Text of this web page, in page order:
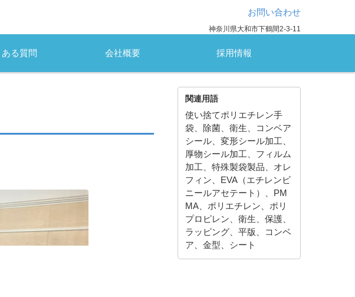
お問い合わせ
神奈川県大和市下鶴間2-3-11
ある質問 会社概要 採用情報
関連用語
使い捨てポリエチレン手
袋、除菌、衛生、コンベア
シール、変形シール加工、
厚物シール加工、フィルム
加工、特殊製袋製品、オレ
フィン、EVA（エチレンビ
ニールアセテート）、PM
MA、ポリエチレン、ポリ
プロピレン、衛生、保護、
ラッピング、平版、コンベ
ア、金型、シート